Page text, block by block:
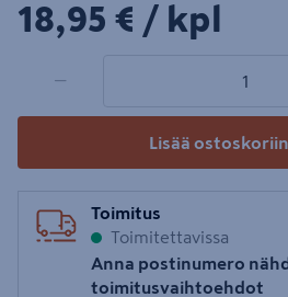
18,95€/kpl
18,95 € / kpl
−
Lisää ostoskoriin
Toimitus
Toimitettavissa
Anna postinumero
toimitusvaihtoehdot